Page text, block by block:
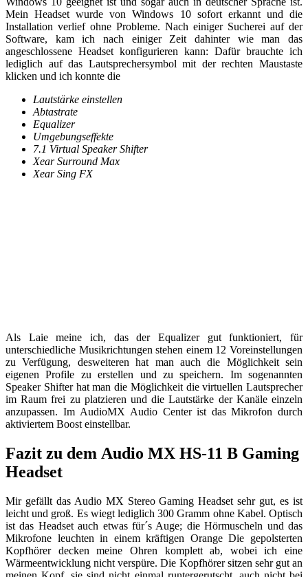
Mein Headset wurde von Windows 10 sofort erkannt und die
Installation verlief ohne Probleme. Nach einiger Sucherei auf der
Software, kam ich nach einiger Zeit dahinter wie man das
angeschlossene Headset konfigurieren kann: Dafür brauchte ich
lediglich auf das Lautsprechersymbol mit der rechten Maustaste
klicken und ich konnte die
Lautstärke einstellen
Abtastrate
Equalizer
Umgebungseffekte
7.1 Virtual Speaker Shifter
Xear Surround Max
Xear Sing FX
Als Laie meine ich, das der Equalizer gut funktioniert, für
unterschiedliche Musikrichtungen stehen einem 12 Voreinstellungen
zu Verfügung, desweiteren hat man auch die Möglichkeit sein
eigenen Profile zu erstellen und zu speichern. Im sogenannten
Speaker Shifter hat man die Möglichkeit die virtuellen Lautsprecher
im Raum frei zu platzieren und die Lautstärke der Kanäle einzeln
anzupassen. Im AudioMX Audio Center ist das Mikrofon durch
aktiviertem Boost einstellbar.
Fazit zu dem Audio MX HS-11 B Gaming
Headset
Mir gefällt das Audio MX Stereo Gaming Headset sehr gut, es ist
leicht und groß. Es wiegt lediglich 300 Gramm ohne Kabel. Optisch
ist das Headset auch etwas für´s Auge; die Hörmuscheln und das
Mikrofone leuchten in einem kräftigen Orange Die gepolsterten
Kopfhörer decken meine Ohren komplett ab, wobei ich eine
Wärmeentwicklung nicht verspüre. Die Kopfhörer sitzen sehr gut an